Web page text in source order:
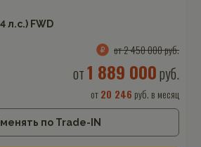
л.с.) FWD
от 2 450 000 руб.
от1 889 000руб.
от20 246 руб. в месяц
по Trade-IN